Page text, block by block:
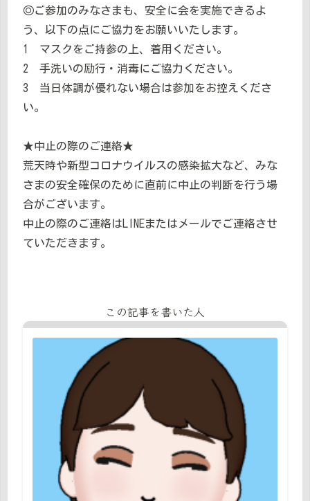
◎ご参加のみなさまも、安全に会を実施できるよ
う、以下の点にご協力をお願いいたします。
1 マスクをご持参の上、着用ください。
2 手洗いの励行・消毒にご協力ください。
3 当日体調が優れない場合は参加をお控えくださ
い。
★中止の際のご連絡★
荒天時や新型コロナウイルスの感染拡大など、みな
さまの安全確保のために直前に中止の判断を行う場
合がございます。
中止の際のご連絡はLINEまたはメールでご連絡させ
ていただきます。
この記事を書いた人